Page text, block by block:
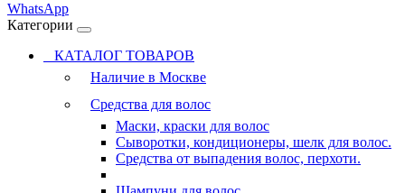
WhatsApp
Категории
КАТАЛОГ ТОВАРОВ
Наличие в Москве
Средства для волос
Маски, краски для волос
Сыворотки, кондиционеры, шелк для волос.
Средства от выпадения волос, перхоти.